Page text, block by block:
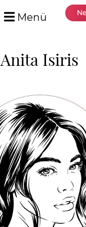
Menü
Anita Isiris